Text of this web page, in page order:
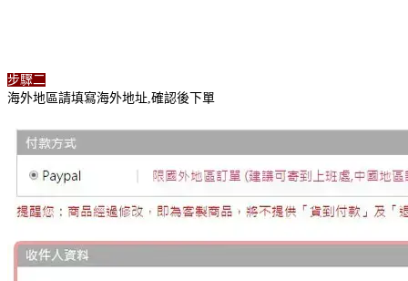
步驟二
海外地區請填寫海外地址,確認後下單